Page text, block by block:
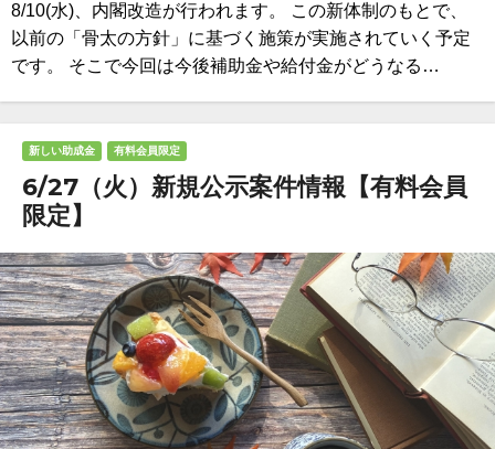
8/10(水)、内閣改造が行われます。 この新体制のもとで、
以前の「骨太の方針」に基づく施策が実施されていく予定
です。 そこで今回は今後補助金や給付金がどうなる…
新しい助成金 有料会員限定
6/27（火）新規公示案件情報【有料会員
限定】